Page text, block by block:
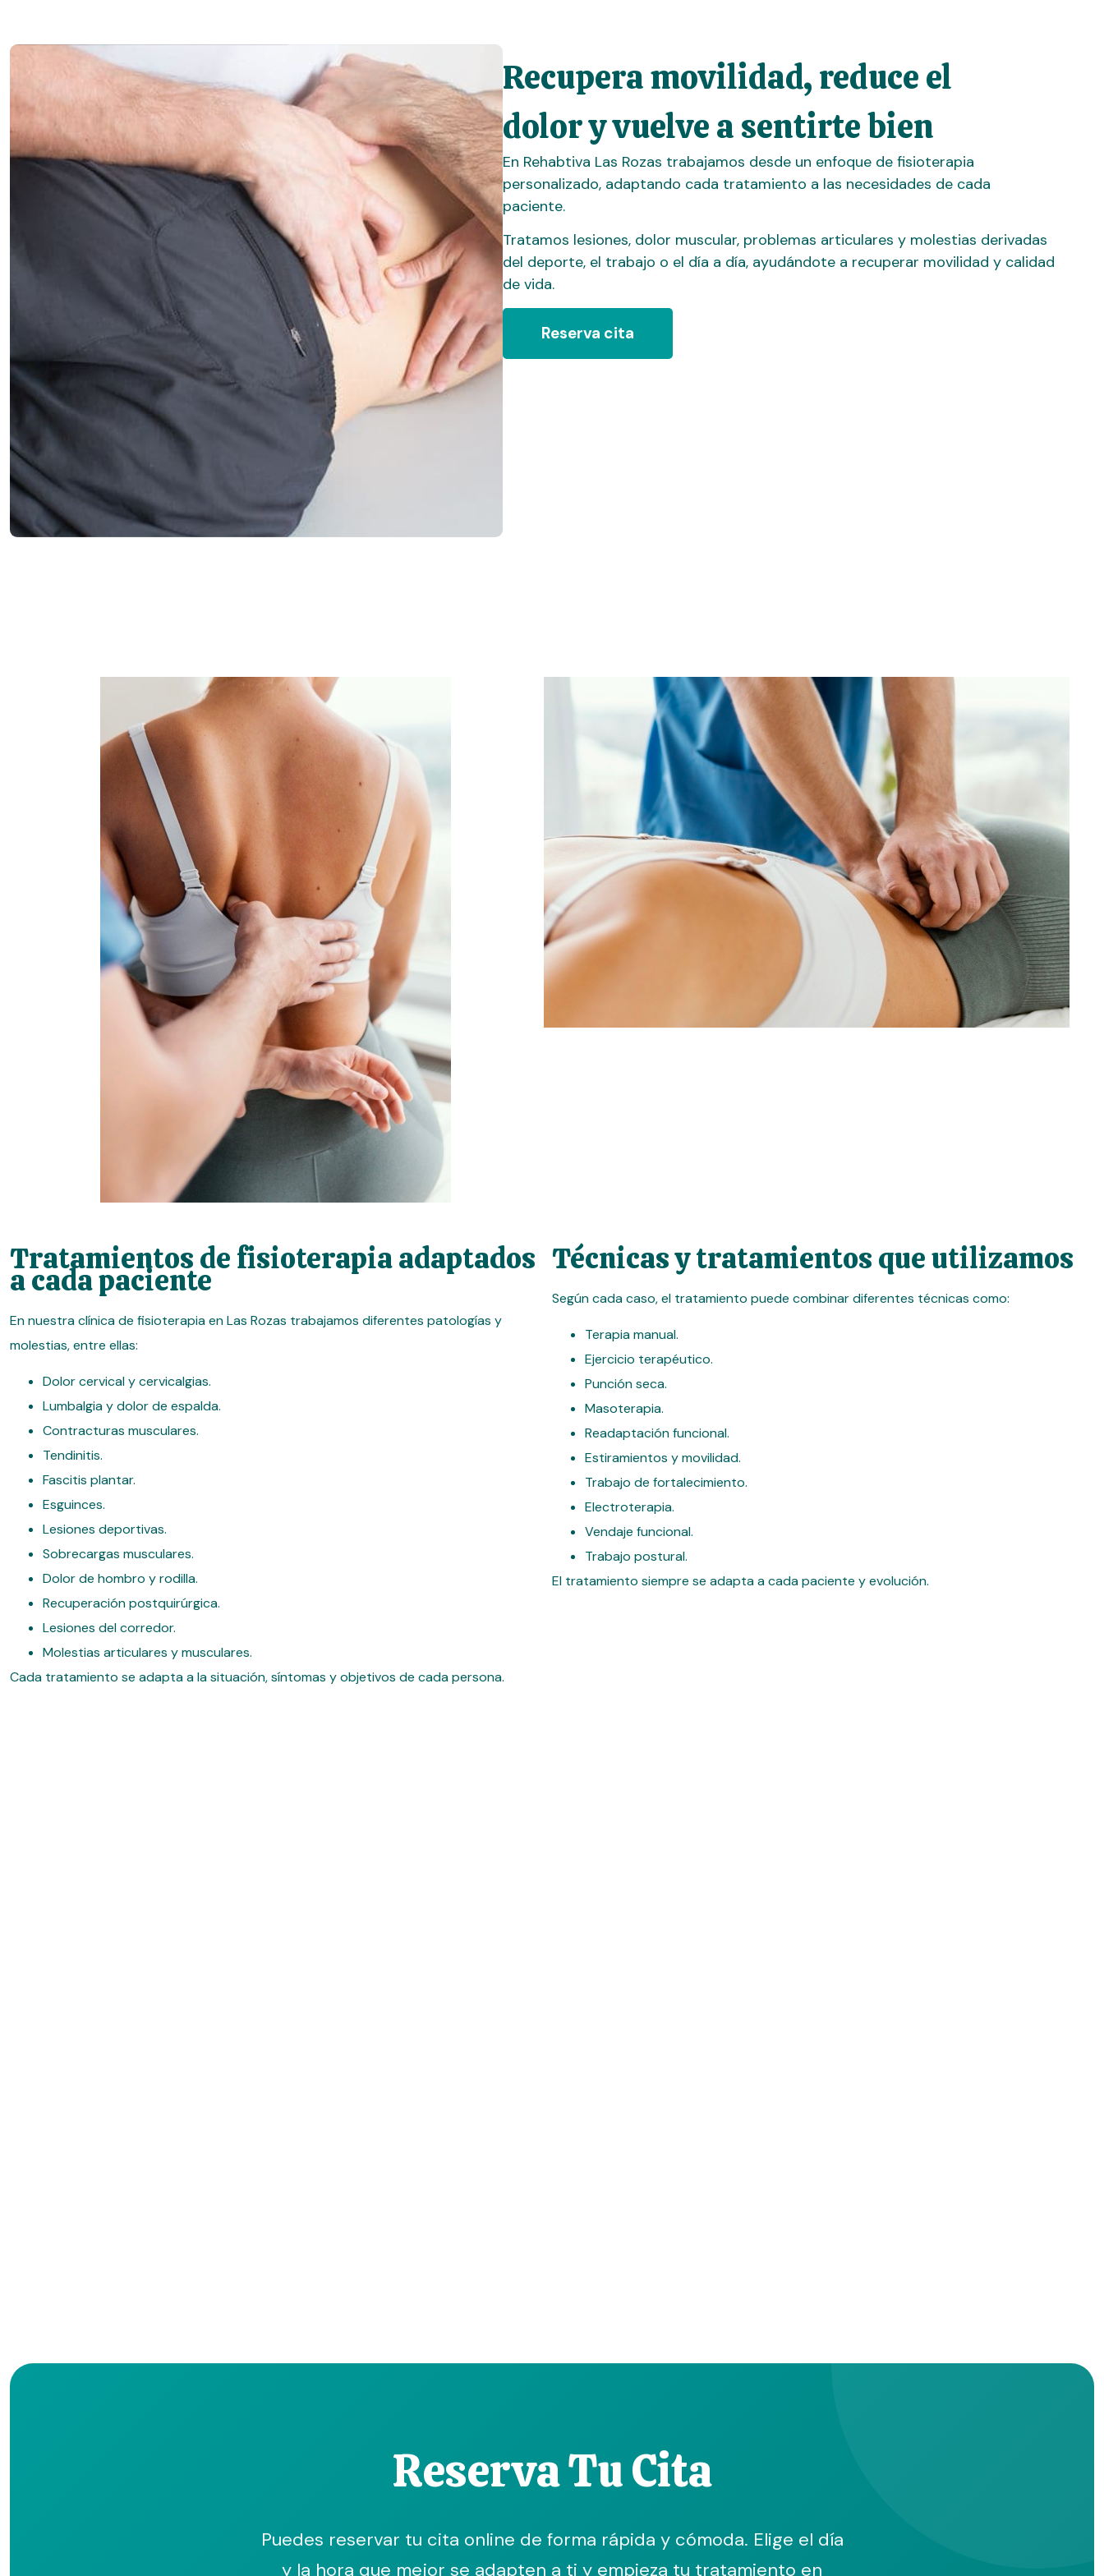
Recupera movilidad, reduce el
dolor y vuelve a sentirte bien
En Rehabtiva Las Rozas trabajamos desde un enfoque de fisioterapia
personalizado, adaptando cada tratamiento a las necesidades de cada
paciente.
Tratamos lesiones, dolor muscular, problemas articulares y molestias derivadas
del deporte, el trabajo o el día a día, ayudándote a recuperar movilidad y calidad
de vida.
Reserva cita
Tratamientos de fisioterapia adaptados
a cada paciente
En nuestra clínica de fisioterapia en Las Rozas trabajamos diferentes patologías y
molestias, entre ellas:
Dolor cervical y cervicalgias.
Lumbalgia y dolor de espalda.
Contracturas musculares.
Tendinitis.
Fascitis plantar.
Esguinces.
Lesiones deportivas.
Sobrecargas musculares.
Dolor de hombro y rodilla.
Recuperación postquirúrgica.
Lesiones del corredor.
Molestias articulares y musculares.
Cada tratamiento se adapta a la situación, síntomas y objetivos de cada persona.
Técnicas y tratamientos que utilizamos
Según cada caso, el tratamiento puede combinar diferentes técnicas como:
Terapia manual.
Ejercicio terapéutico.
Punción seca.
Masoterapia.
Readaptación funcional.
Estiramientos y movilidad.
Trabajo de fortalecimiento.
Electroterapia.
Vendaje funcional.
Trabajo postural.
El tratamiento siempre se adapta a cada paciente y evolución.
Reserva Tu Cita
Puedes reservar tu cita online de forma rápida y cómoda. Elige el día
y la hora que mejor se adapten a ti y empieza tu tratamiento en